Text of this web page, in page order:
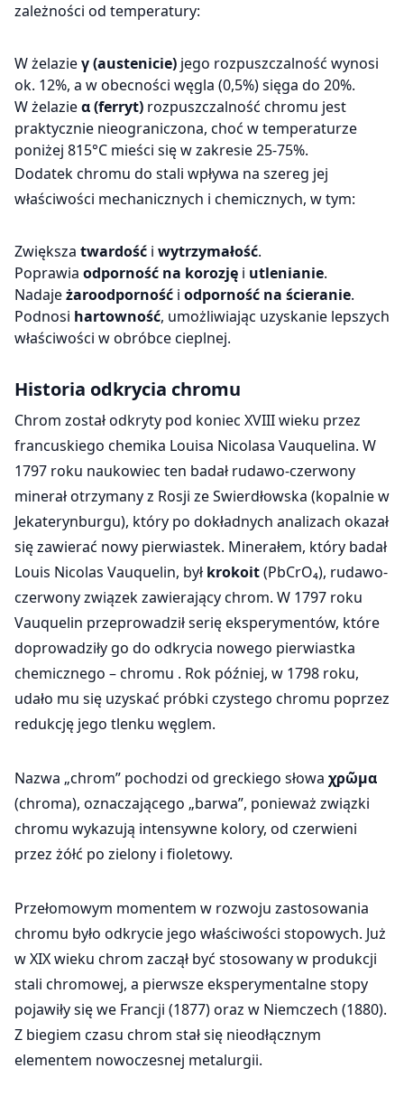
zależności od temperatury:
W żelazieγ (austenicie) jego rozpuszczalność wynosi
ok. 12%, a w obecności węgla (0,5%) sięga do 20%.
W żelazieα (ferryt) rozpuszczalność chromu jest
praktycznie nieograniczona, choć w temperaturze
poniżej 815°C mieści się w zakresie 25-75%.
Dodatek chromu do stali wpływa na szereg jej
właściwości mechanicznych i chemicznych, w tym:
Zwiększa twardość i wytrzymałość.
Poprawia odporność na korozję i utlenianie.
Nadajeżaroodporność i odporność na ścieranie.
Podnosi hartowność, umożliwiając uzyskanie lepszych
właściwości w obróbce cieplnej.
Historia odkrycia chromu
Chrom został odkryty pod koniec XVIII wieku przez
francuskiego chemika Louisa Nicolasa Vauquelina. W
1797 roku naukowiec ten badał rudawo-czerwony
minerał otrzymany z Rosji ze Swierdłowska (kopalnie w
Jekaterynburgu), który po dokładnych analizach okazał
się zawierać nowy pierwiastek. Minerałem, który badał
Louis Nicolas Vauquelin, był krokoit(PbCrO₄), rudawo-
czerwony związek zawierający chrom. W 1797 roku
Vauquelin przeprowadził serię eksperymentów, które
doprowadziły go do odkrycia nowego pierwiastka
chemicznego – chromu . Rok później, w 1798 roku,
udało mu się uzyskać próbki czystego chromu poprzez
redukcję jego tlenku węglem.
Nazwa „chrom” pochodzi od greckiego słowa χρῶμα
(chroma), oznaczającego „barwa”, ponieważ związki
chromu wykazują intensywne kolory, od czerwieni
przez żółć po zielony i fioletowy.
Przełomowym momentem w rozwoju zastosowania
chromu było odkrycie jego właściwości stopowych. Już
w XIX wieku chrom zaczął być stosowany w produkcji
stali chromowej, a pierwsze eksperymentalne stopy
pojawiły się we Francji (1877) oraz w Niemczech (1880).
Z biegiem czasu chrom stał się nieodłącznym
elementem nowoczesnej metalurgii.